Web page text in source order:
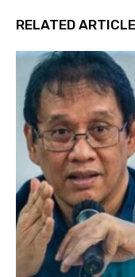
RELATED